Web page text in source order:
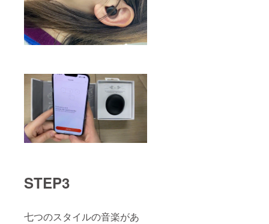
STEP3
七つのスタイルの音楽があ